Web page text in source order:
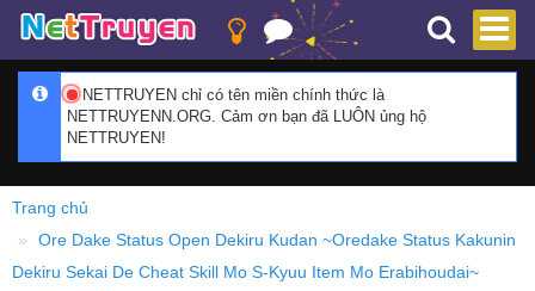
NETTRUYEN chỉ có tên miền chính thức là
NETTRUYENN.ORG. Cảm ơn bạn đã LUÔN ủng hộ
NETTRUYEN!
Trang chủ
Ore Dake Status Open Dekiru Kudan ~Oredake Status Kakunin
Dekiru Sekai De Cheat Skill Mo S-Kyuu Item Mo Erabihoudai~